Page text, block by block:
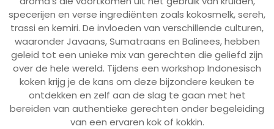
specerijen en verse ingrediënten zoals kokosmelk, sereh,
trassi en kemiri. De invloeden van verschillende culturen,
waaronder Javaans, Sumatraans en Balinees, hebben
geleid tot een unieke mix van gerechten die geliefd zijn
over de hele wereld. Tijdens een workshop Indonesisch
koken krijg je de kans om deze bijzondere keuken te
ontdekken en zelf aan de slag te gaan met het
bereiden van authentieke gerechten onder begeleiding
van een ervaren kok of kokkin.